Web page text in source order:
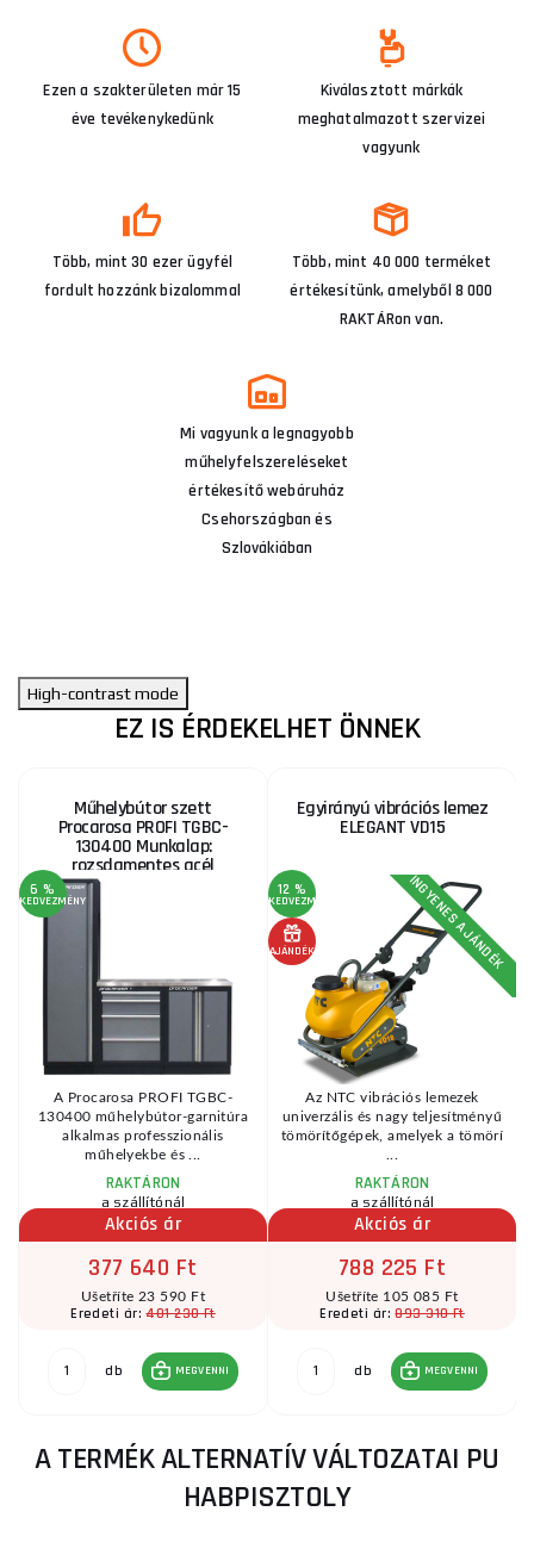
Ezen a szakterületen már 15
éve tevékenykedünk
Kiválasztott márkák
meghatalmazott szervizei
vagyunk
Több, mint 30 ezer ügyfél
fordult hozzánk bizalommal
Több, mint 40 000 terméket
értékesítünk, amelyből 8 000
RAKTÁRon van.
Mi vagyunk a legnagyobb
műhelyfelszereléseket
értékesítő webáruház
Csehországban és
Szlovákiában
High-contrast mode
EZ IS ÉRDEKELHET ÖNNEK
Műhelybútor szett
Procarosa PROFI TGBC-
130400 Munkalap:
rozsdamentes acél
6 %
KEDVEZMÉNY
A Procarosa PROFI TGBC-
130400 műhelybútor-garnitúra
alkalmas professzionális
műhelyekbe és ...
RAKTÁRON
a szállítónál
Akciós ár
377 640 Ft
Ušetříte 23 590 Ft
Eredeti ár:401 230 Ft
db MEGVENNI
Egyirányú vibrációs lemez
ELEGANT VD15
12 %
KEDVEZMÉNY
AJÁNDÉK INGYENES AJÁNDÉK
Az NTC vibrációs lemezek
univerzális és nagy teljesítményű
tömörítőgépek, amelyek a tömörí
RAKTÁRON
a szállítónál
Akciós ár
788 225 Ft
Ušetříte 105 085 Ft
Eredeti ár:893 310 Ft
db MEGVENNI
A TERMÉK ALTERNATÍV VÁLTOZATAI PU
HABPISZTOLY